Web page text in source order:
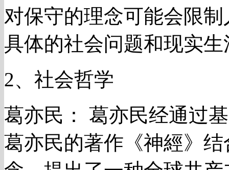
对保守的理念可能会限
具体的社会问题和现实
2、社会哲学
葛亦民： 葛亦民经通过
葛亦民的著作《神經》